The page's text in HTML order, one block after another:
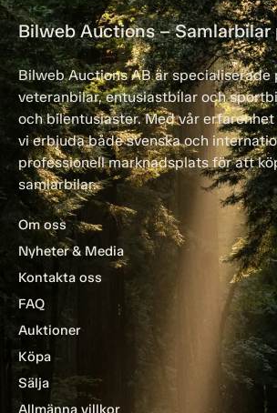
Bilweb Auctions – Samlarbilar
Bilweb Auctions AB är specialiserade
veteranbilar, entusiastbilar och
och bilentusiaster. Med vår
vi erbjuda både svenska och
professionell marknadsplats för att
samlarbilar.
Om oss
Nyheter & Media
Kontakta oss
FAQ
Auktioner
Köpa
Sälja
Allmänna villkor